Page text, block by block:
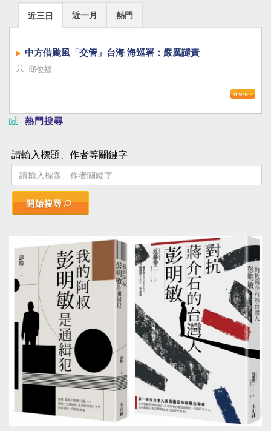
近三日 近一月 熱門
中方借颱風「交管」台海 海巡署：嚴厲譴責
邱俊福
熱門搜尋
請輸入標題、作者等關鍵字
開始搜尋